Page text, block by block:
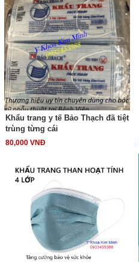
Khẩu trang y tế Bảo Thạch đã tiệt
trùng từng cái
80,000 VNĐ